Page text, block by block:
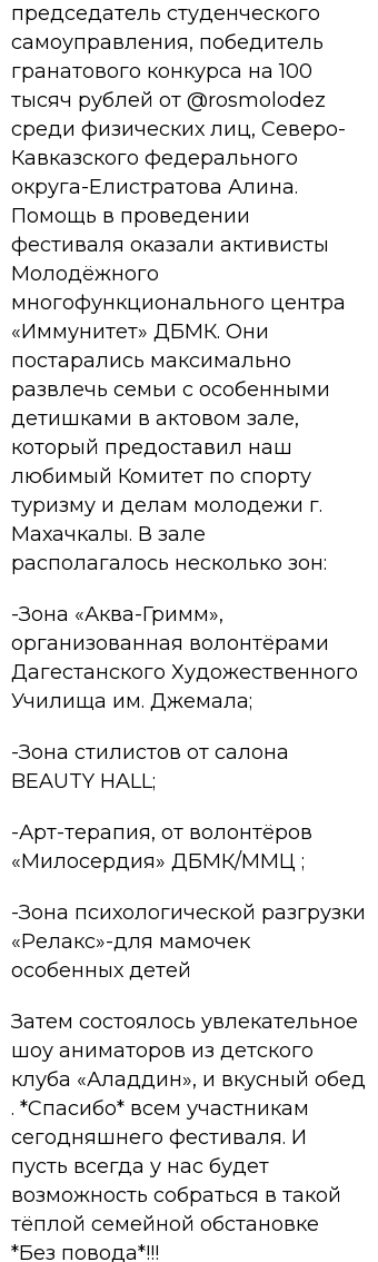
председатель студенческого
самоуправления, победитель
гранатового конкурса на 100
тысяч рублей от @rosmolodez
среди физических лиц, Северо-
Кавказского федерального
округа-Елистратова Алина.
Помощь в проведении
фестиваля оказали активисты
Молодёжного
многофункционального центра
«Иммунитет» ДБМК. Они
постарались максимально
развлечь семьи с особенными
детишками в актовом зале,
который предоставил наш
любимый Комитет по спорту
туризму и делам молодежи г.
Махачкалы. В зале
располагалось несколько зон:
-Зона «Аква-Гримм»,
организованная волонтёрами
Дагестанского Художественного
Училища им. Джемала;
-Зона стилистов от салона
BEAUTY HALL;
-Арт-терапия, от волонтёров
«Милосердия» ДБМК/ММЦ ;
-Зона психологической разгрузки
«Релакс»-для мамочек
особенных детей
Затем состоялось увлекательное
шоу аниматоров из детского
клуба «Аладдин», и вкусный обед
. *Спасибо* всем участникам
сегодняшнего фестиваля. И
пусть всегда у нас будет
возможность собраться в такой
тёплой семейной обстановке
*Без повода*!!!